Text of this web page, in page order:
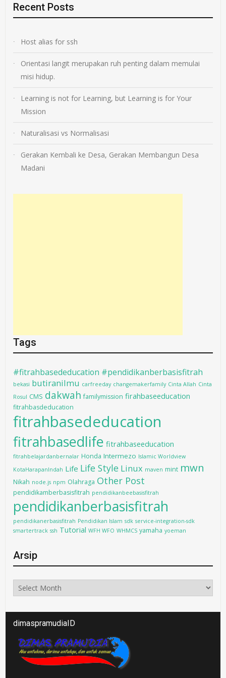
Recent Posts
Host alias for ssh
Orientasi langit merupakan ruh penting dalam memulai
misi hidup.
Learning is not for Learning, but Learning is for Your
Mission
Naturalisasi vs Normalisasi
Gerakan Kembali ke Desa, Gerakan Membangun Desa
Madani
Tags
#fitrahbasededucation #pendidikanberbasisfitrah
bekasi butiranilmu carfreeday changemakerfamily Cinta Allah Cinta
Rosul CMS dakwah familymission firahbaseeducation
fitrahbasdeducation
fitrahbasededucation
fitrahbasedlife fitrahbaseeducation
fitrahbelajardanbernalar Honda Intermezo Islamic Worldview
KotaHarapanIndah Life Life Style Linux maven mint mwn
Nikah node.js npm Olahraga Other Post
pendidikamberbasisfitrah pendidikanbeebasisfitrah
pendidikanberbasisfitrah
pendidikanerbasisfitrah Pendidikan Islam sdk service-integration-sdk
smartertrack ssh Tutorial WFH WFO WHMCS yamaha yoeman
Arsip
Arsip
dimaspramudiaID